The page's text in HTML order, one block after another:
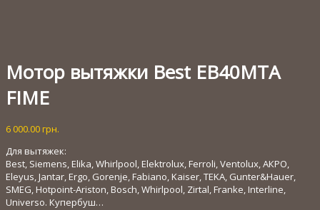
Мотор вытяжки Best EB40MTA
FIME
6 000.00 грн.
Для вытяжек:
Best, Siemens, Elika, Whirlpool, Elektrolux, Ferroli, Ventolux, АКРО,
Eleyus, Jantar, Ergo, Gorenje, Fabiano, Kaiser, TEKA, Gunter&Hauer,
SMEG, Hotpoint-Ariston, Bosch, Whirlpool, Zirtal, Franke, Interline,
Universo. Купербуш…